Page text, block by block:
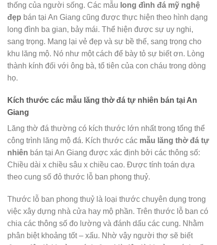
thống của người sống. Các mẫu long đình đá mỹ nghệ
đẹp bán tại An Giang cũng được thực hiện theo hình dạng
long đình ba gian, bảy mái. Thể hiện được sự uy nghi,
sang trọng. Mang lại vẻ đẹp và sự bề thế, sang trọng cho
khu lăng mộ. Nó như một cách để bày tỏ sự biết ơn. Lòng
thành kính đối với ông bà, tổ tiên của con cháu trong dòng
họ.
Kích thước các mẫu lăng thờ đá tự nhiên bán tại An
Giang
Lăng thờ đá thường có kích thước lớn nhất trong tổng thể
công trình lăng mộ đá. Kích thước các mẫu lăng thờ đá tự
nhiên bán tại An Giang được xác định bởi các thông số:
Chiều dài x chiều sâu x chiều cao. Được tính toán dựa
theo cung số đỏ thước lỗ ban phong thuỷ.
Thước lỗ ban phong thuỷ là loại thước chuyên dụng trong
việc xây dựng nhà cửa hay mộ phần. Trên thước lỗ ban có
chia các thông số đo lường và đánh dấu các cung. Nhằm
phân biệt khoảng tốt – xấu. Nhờ vậy người thợ sẽ biết